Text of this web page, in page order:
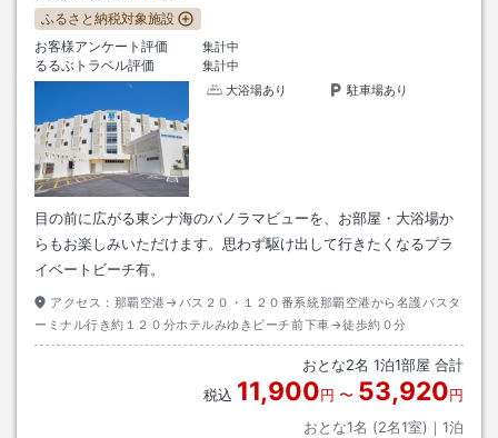
ふるさと納税対象施設
お客様アンケート評価
集計中
るるぶトラベル評価
集計中
大浴場あり
駐車場あり
目の前に広がる東シナ海のパノラマビューを、お部屋・大浴場か
らもお楽しみいただけます。思わず駆け出して行きたくなるプラ
イベートビーチ有。
アクセス： 那覇空港→バス２０・１２０番系統那覇空港から名護バスタ
ーミナル行き約１２０分ホテルみゆきビーチ前下車→徒歩約０分
おとな2名 1泊1部屋 合計
税込 11,900円 〜 53,920円
おとな1名 (2名1室)｜ 1泊